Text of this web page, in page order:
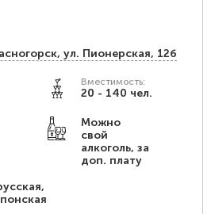
ул. Пионерская, 12б
Вместимость:
20 - 140 чел.
Можно
свой
алкоголь, за
доп. плату